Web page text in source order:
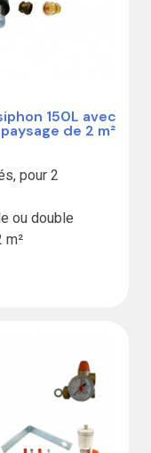
150L avec
de 2 m²
pour 2
ou double
m²